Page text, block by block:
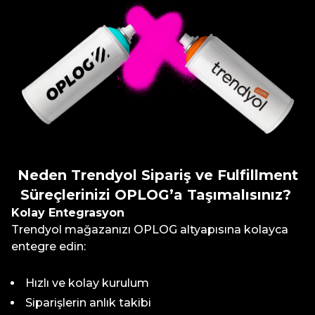
Neden Trendyol Sipariş ve Fulfillment
Süreçlerinizi OPLOG’a Taşımalısınız?
Kolay Entegrasyon
Trendyol mağazanızı OPLOG altyapısına kolayca
entegre edin:
Hızlı ve kolay kurulum
Siparişlerin anlık takibi